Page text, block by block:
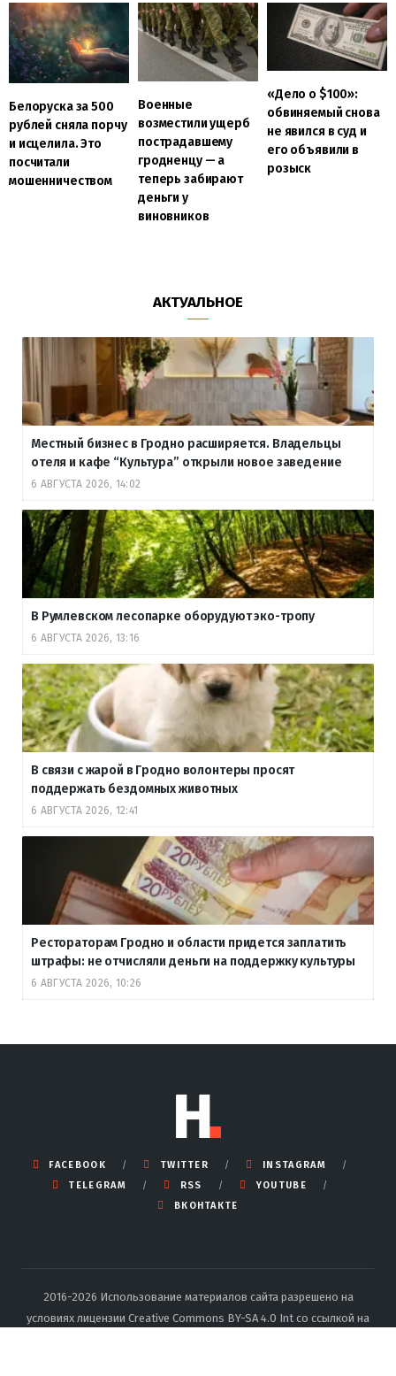
Белоруска за 500
рублей сняла порчу
и исцелила. Это
посчитали
мошенничеством
Военные
возместили ущерб
пострадавшему
гродненцу — а
теперь забирают
деньги у
виновников
«Дело о $100»:
обвиняемый снова
не явился в суд и
его объявили в
розыск
АКТУАЛЬНОЕ
Местный бизнес в Гродно расширяется. Владельцы
отеля и кафе “Культура” открыли новое заведение
6 АВГУСТА 2026, 14:02
В Румлевском лесопарке оборудуют эко-тропу
6 АВГУСТА 2026, 13:16
В связи с жарой в Гродно волонтеры просят
поддержать бездомных животных
6 АВГУСТА 2026, 12:41
Рестораторам Гродно и области придется заплатить
штрафы: не отчисляли деньги на поддержку культуры
6 АВГУСТА 2026, 10:26
FACEBOOK TWITTER
INSTAGRAM
TELEGRAM
RSS
YOUTUBE
ВКОНТАКТЕ
2016-2026 Использование материалов сайта разрешено на
условиях лицензии Creative Commons BY-SA 4.0 Int со ссылкой на